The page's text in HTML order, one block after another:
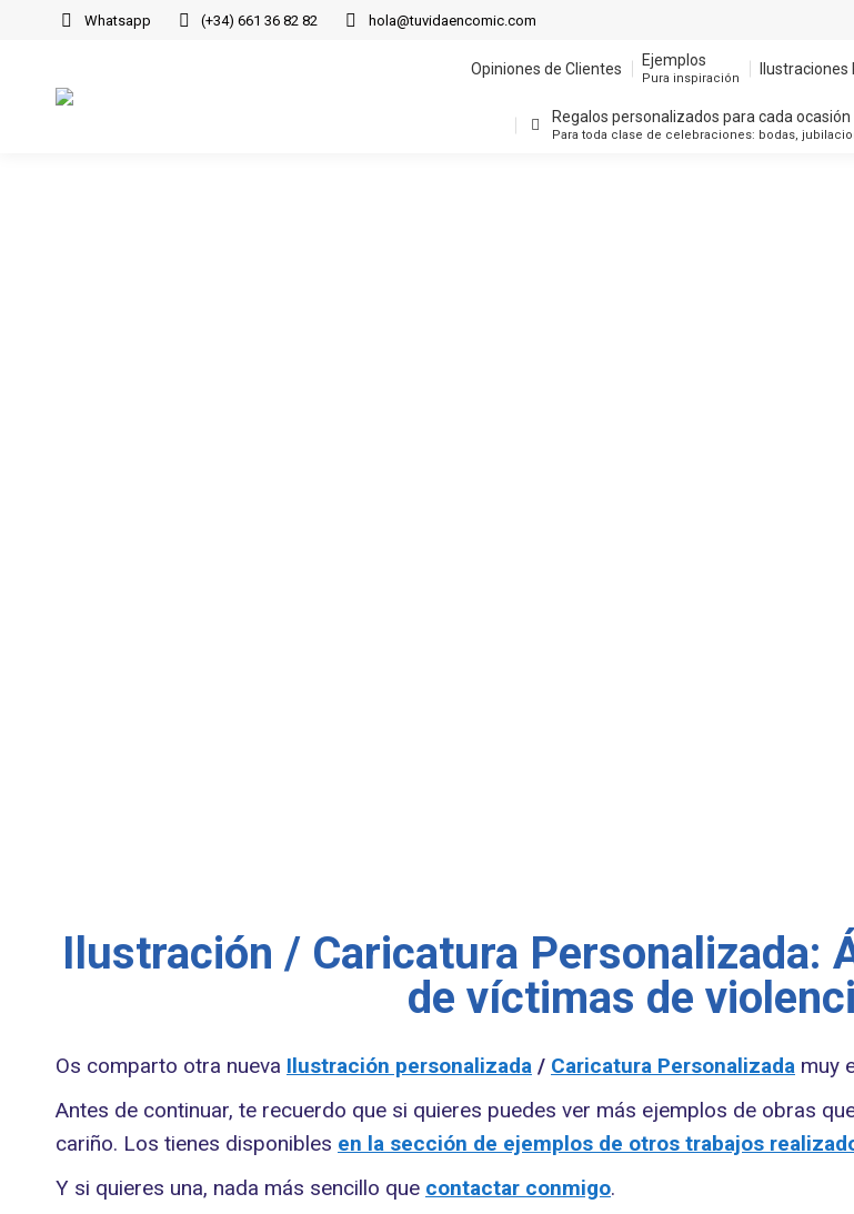
Whatsapp (+34) 661 36 82 82 hola@tuvidaencomic.com
Opiniones de Clientes Ejemplos
Pura inspiración
Ilustraciones
Regalos personalizados para cada ocasión
Para toda clase de celebraciones: bodas,
Ilustración / Caricatura Personalizada:
de víctimas de
Os comparto otra nueva Ilustración personalizada / Caricatura Personalizada muy
Antes de continuar, te recuerdo que si quieres puedes ver más ejemplos de obras
cariño. Los tienes disponibles en la sección de ejemplos de otros trabajos
Y si quieres una, nada más sencillo que contactar conmigo.